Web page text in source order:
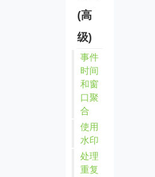
(高
级)
事件
时间
和窗
口聚
合
使用
水印
处理
重复